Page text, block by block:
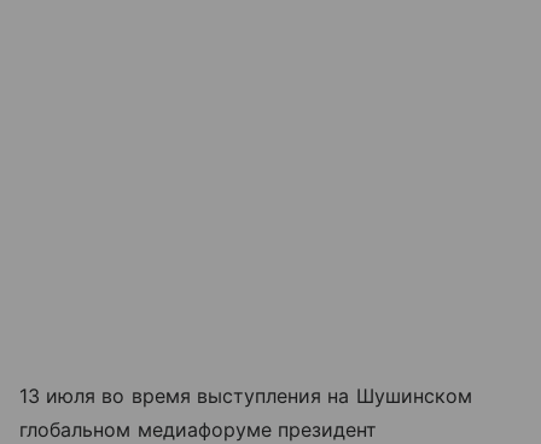
13 июля во время выступления на Шушинском
глобальном медиафоруме президент